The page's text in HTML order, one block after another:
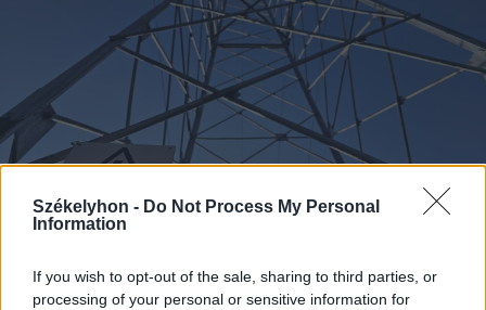
Székelyhon - Do Not Process My Personal
Information
If you wish to opt-out of the sale, sharing to third parties, or
processing of your personal or sensitive information for
2026. augusztus 06., csütörtök